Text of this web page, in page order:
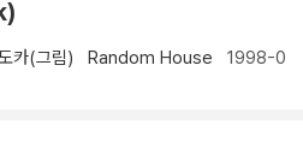
카(그림) Random House 1998-0